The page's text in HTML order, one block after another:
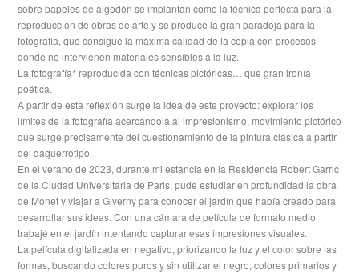
sobre papeles de algodón se implantan como la técnica perfecta para la
reproducción de obras de arte y se produce la gran paradoja para la
fotografía, que consigue la máxima calidad de la copia con procesos
donde no intervienen materiales sensibles a la luz.
La fotografía* reproducida con técnicas pictóricas… que gran ironía
poética.
A partir de esta reflexión surge la idea de este proyecto: explorar los
límites de la fotografía acercándola al impresionismo, movimiento pictórico
que surge precisamente del cuestionamiento de la pintura clásica a partir
del daguerrotipo.
En el verano de 2023, durante mi estancia en la Residencia Robert Garric
de la Ciudad Universitaria de Paris, pude estudiar en profundidad la obra
de Monet y viajar a Giverny para conocer el jardín que había creado para
desarrollar sus ideas. Con una cámara de película de formato medio
trabajé en el jardín intentando capturar esas impresiones visuales.
La película digitalizada en negativo, priorizando la luz y el color sobre las
formas, buscando colores puros y sin utilizar el negro, colores primarios y